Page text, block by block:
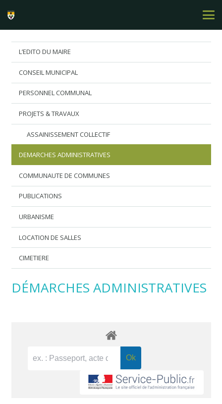
L’EDITO DU MAIRE
CONSEIL MUNICIPAL
PERSONNEL COMMUNAL
PROJETS & TRAVAUX
ASSAINISSEMENT COLLECTIF
DEMARCHES ADMINISTRATIVES
COMMUNAUTE DE COMMUNES
PUBLICATIONS
URBANISME
LOCATION DE SALLES
CIMETIERE
DÉMARCHES ADMINISTRATIVES